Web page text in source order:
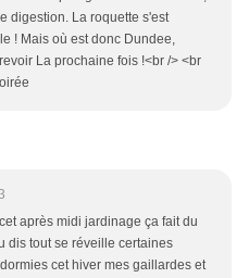
digestion. La roquette s'est
! Mais où est donc Dundee,
La prochaine fois !<br /> <br
après midi jardinage ça fait du
dis tout se réveille certaines
cet hiver mes gaillardes et